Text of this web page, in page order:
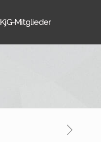
KjG-Mitglieder